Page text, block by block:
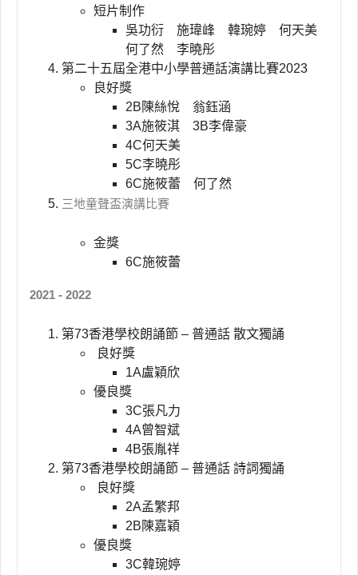
短片制作
吳功衍 施瑋峰 韓琬婷 何天美
何了然 李曉彤
第二十五屆全港中小學普通話演講比賽2023
良好獎
2B陳絲悅 翁鈺涵
3A施筱淇 3B李偉豪
4C何天美
5C李曉彤
6C施筱蕾 何了然
三地童聲盃演講比賽
金獎
6C施筱蕾
2021 - 2022
第73香港學校朗誦節 – 普通話 散文獨誦
良好獎
1A盧穎欣
優良獎
3C張凡力
4A曾智斌
4B張胤祥
第73香港學校朗誦節 – 普通話 詩詞獨誦
良好獎
2A孟繁邦
2B陳嘉穎
優良獎
3C韓琬婷